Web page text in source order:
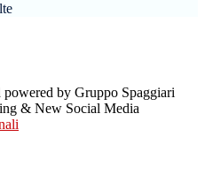
by Gruppo Spaggiari
& New Social Media